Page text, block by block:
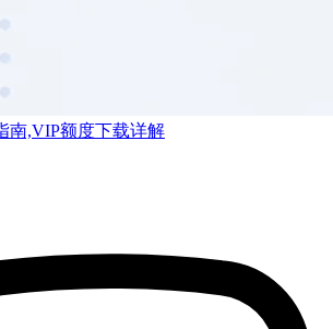
南,VIP额度下载详解